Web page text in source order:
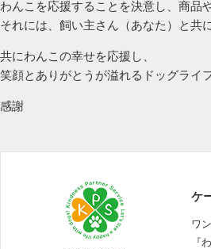
わんこを応援することを決意し、商品
それには、飼い主さん（あなた）と共
共にわんこの幸せを応援し、
笑顔とありがとうが溢れるドッグライ
感謝
ケ
ワ
『